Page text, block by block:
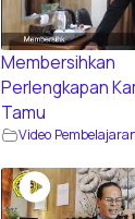
Membersihkan
Perlengkapan
Tamu
Video